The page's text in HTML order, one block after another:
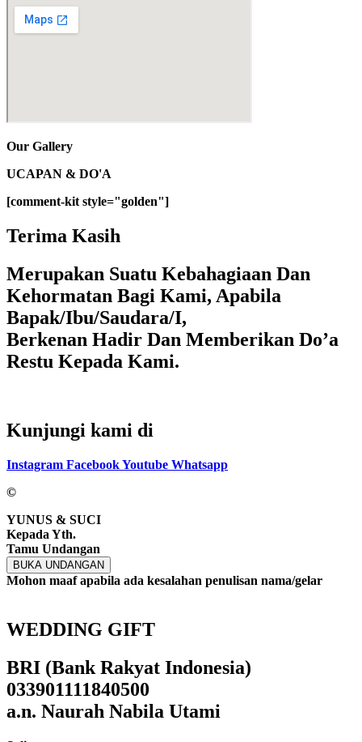
Our Gallery
UCAPAN & DO'A
[comment-kit style="golden"]
Terima Kasih
Merupakan Suatu Kebahagiaan Dan
Kehormatan Bagi Kami, Apabila
Bapak/Ibu/Saudara/I,
Berkenan Hadir Dan Memberikan Do’a
Restu Kepada Kami.
Kunjungi kami di
Instagram FacebookYoutube Whatsapp
©
YUNUS & SUCI
Kepada Yth.
Tamu Undangan
BUKA UNDANGAN
Mohon maaf apabila ada kesalahan penulisan nama/gelar
WEDDING GIFT
BRI (Bank Rakyat Indonesia)
033901111840500
a.n. Naurah Nabila Utami